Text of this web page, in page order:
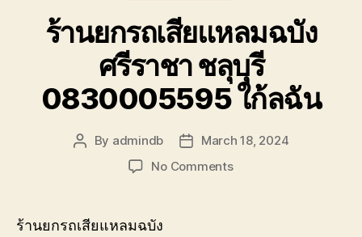
เหลือ
ร้านยกรถเสียแหลมฉบัง
ศรีราชา ชลุบุรี
0830005595 ใก้ลฉัน
Post
By admindb
PostMarch 18, 2024
No Commentson
ร้านยกรถเสียแหลมฉบัง